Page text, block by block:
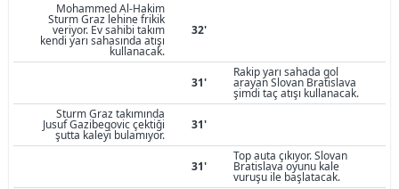
Mohammed Al-Hakim
Sturm Graz lehine frikik
veriyor. Ev sahibi takım
kendi yarı sahasında atışı
kullanacak.
32'
31'
Rakip yarı sahada gol
arayan Slovan Bratislava
şimdi taç atışı kullanacak.
Sturm Graz takımında
Jusuf Gazibegovic çektiği
şutta kaleyi bulamıyor.
31'
31'
Top auta çıkıyor. Slovan
Bratislava oyunu kale
vuruşu ile başlatacak.